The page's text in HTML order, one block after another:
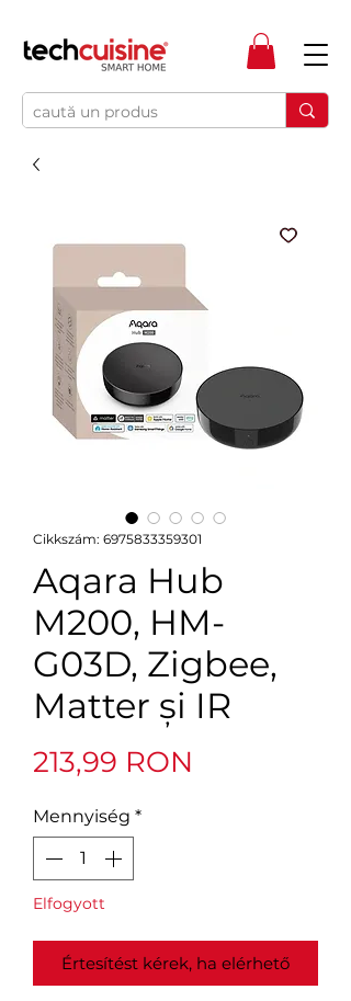
Cikkszám: 6975833359301
Aqara Hub
M200, HM-
G03D, Zigbee,
Matter și IR
213,99 RON
Mennyiség *
Elfogyott
Értesítést kérek, ha elérhető